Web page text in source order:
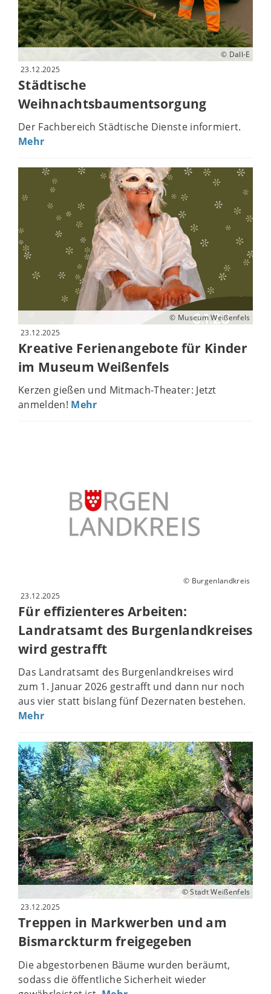
© Dall-E
23.12.2025
Städtische
Weihnachtsbaumentsorgung
Der Fachbereich Städtische Dienste informiert.
Mehr
© Museum Weißenfels
23.12.2025
Kreative Ferienangebote für Kinder
im Museum Weißenfels
Kerzen gießen und Mitmach-Theater: Jetzt
anmelden! Mehr
© Burgenlandkreis
23.12.2025
Für effizienteres Arbeiten:
Landratsamt des Burgenlandkreises
wird gestrafft
Das Landratsamt des Burgenlandkreises wird
zum 1. Januar 2026 gestrafft und dann nur noch
aus vier statt bislang fünf Dezernaten bestehen.
Mehr
© Stadt Weißenfels
23.12.2025
Treppen in Markwerben und am
Bismarckturm freigegeben
Die abgestorbenen Bäume wurden beräumt,
sodass die öffentliche Sicherheit wieder